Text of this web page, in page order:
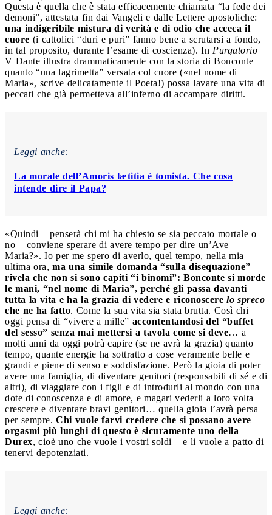
Questa è quella che è stata efficacemente chiamata “la fede dei
demoni”, attestata fin dai Vangeli e dalle Lettere apostoliche:
una indigeribile mistura di verità e di odio che acceca il
cuore (i cattolici “duri e puri” fanno bene a scrutarsi a fondo,
in tal proposito, durante l’esame di coscienza). In Purgatorio
V Dante illustra drammaticamente con la storia di Bonconte
quanto “una lagrimetta” versata col cuore («nel nome di
Maria», scrive delicatamente il Poeta!) possa lavare una vita di
peccati che già permetteva all’inferno di accampare diritti.
Leggi anche:
La morale dell’Amoris lætitia è tomista. Che cosa
intende dire il Papa?
«Quindi – penserà chi mi ha chiesto se sia peccato mortale o
no – conviene sperare di avere tempo per dire un’Ave
Maria?». Io per me spero di averlo, quel tempo, nella mia
ultima ora, ma una simile domanda “sulla disequazione”
rivela che non si sono capiti “i binomi”: Bonconte si morde
le mani, “nel nome di Maria”, perché gli passa davanti
tutta la vita e ha la grazia di vedere e riconoscere lo spreco
che ne ha fatto. Come la sua vita sia stata brutta. Così chi
oggi pensa di “vivere a mille” accontentandosi del “buffet
del sesso” senza mai mettersi a tavola come si deve… a
molti anni da oggi potrà capire (se ne avrà la grazia) quanto
tempo, quante energie ha sottratto a cose veramente belle e
grandi e piene di senso e soddisfazione. Però la gioia di poter
avere una famiglia, di diventare genitori (responsabili di sé e di
altri), di viaggiare con i figli e di introdurli al mondo con una
dote di conoscenza e di amore, e magari vederli a loro volta
crescere e diventare bravi genitori… quella gioia l’avrà persa
per sempre. Chi vuole farvi credere che si possano avere
orgasmi più lunghi di questo è sicuramente uno della
Durex, cioè uno che vuole i vostri soldi – e li vuole a patto di
tenervi depotenziati.
Leggi anche: